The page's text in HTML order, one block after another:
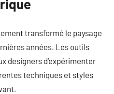
transformé le paysage
années. Les outils
designers d’expérimenter
techniques et styles